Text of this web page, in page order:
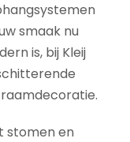
smaak nu
is, bij Kleij
stomen en